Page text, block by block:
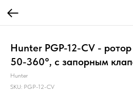
Hunter PGP-12-CV -
50-360°, c запорным
Hunter
SKU: PGP-12-CV